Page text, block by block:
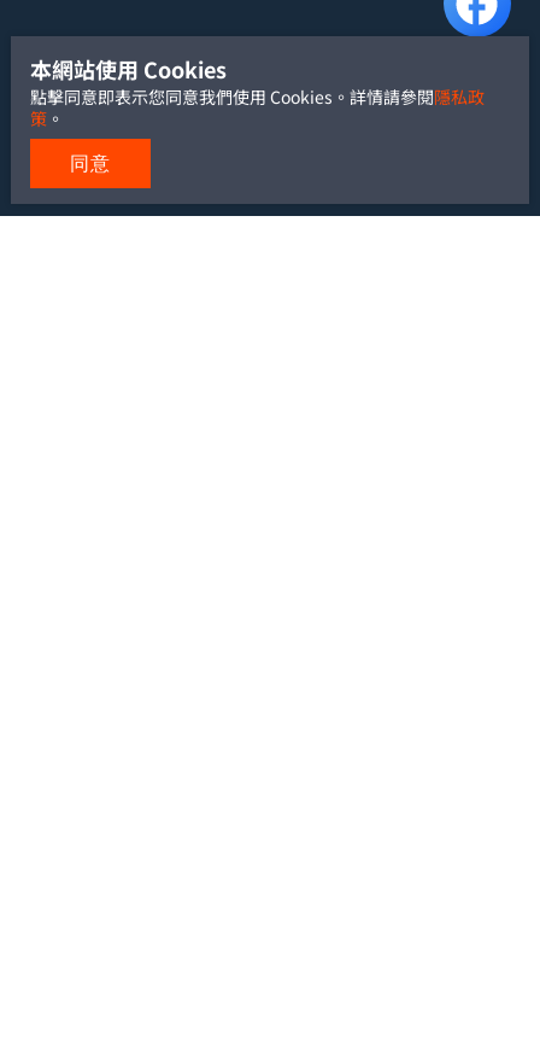
本網站使用 Cookies
點擊同意即表示您同意我們使用 Cookies。詳情請參閱隱私政
策。
同意